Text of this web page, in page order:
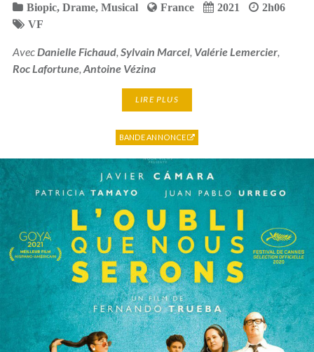
Biopic, Drame, Musical France 2021
2h06
VF
Avec Danielle Fichaud, Sylvain Marcel, Valérie Lemercier,
Roc Lafortune, Antoine Vézina
LIRE PLUS
BANDE ANNONCE